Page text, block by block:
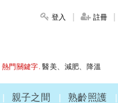
登入 註冊
熱門關鍵字. 醫美、 減肥、 降溫
親子之間 熟齡照護